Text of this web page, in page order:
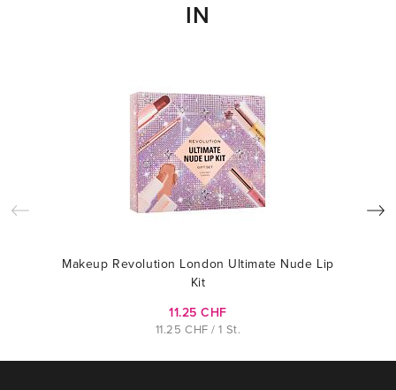
IN
Makeup Revolution London Ultimate Nude Lip
Kit
11.25 CHF
11.25 CHF / 1 St.